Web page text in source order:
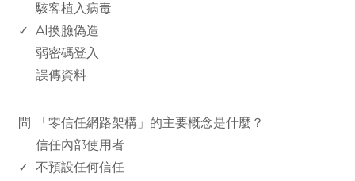
駭客植入病毒
✓ AI換臉偽造
弱密碼登入
誤傳資料
問
「零信任網路架構」的主要概念是什麼？
信任內部使用者
✓ 不預設任何信任